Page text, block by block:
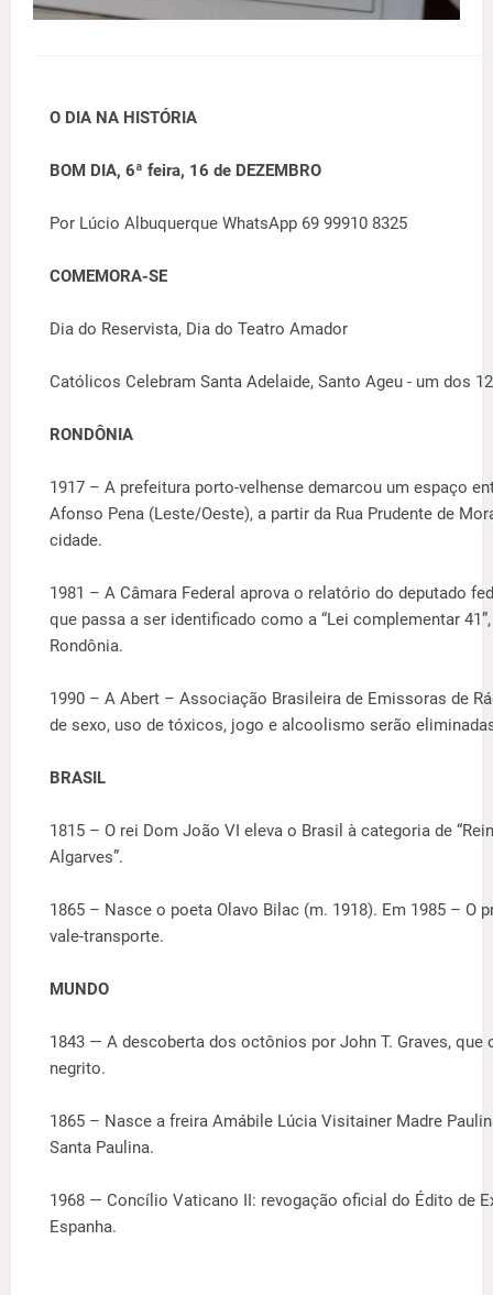
O DIA NA HISTÓRIA
BOM DIA, 6ª feira, 16 de DEZEMBRO
Por Lúcio Albuquerque WhatsApp 69 99910 8325
COMEMORA-SE
Dia do Reservista, Dia do Teatro Amador
Católicos Celebram Santa Adelaide, Santo Ageu - um dos
RONDÔNIA
1917 – A prefeitura porto-velhense demarcou um espaço
Afonso Pena (Leste/Oeste), a partir da Rua Prudente de
cidade.
1981 – A Câmara Federal aprova o relatório do deputado
que passa a ser identificado como a “Lei complementar
Rondônia.
1990 – A Abert – Associação Brasileira de Emissoras de
de sexo, uso de tóxicos, jogo e alcoolismo serão
BRASIL
1815 – O rei Dom João VI eleva o Brasil à categoria de
Algarves”.
1865 – Nasce o poeta Olavo Bilac (m. 1918). Em 1985 – O
vale-transporte.
MUNDO
1843 — A descoberta dos octônios por John T. Graves, que
negrito.
1865 – Nasce a freira Amábile Lúcia Visitainer Madre
Santa Paulina.
1968 — Concílio Vaticano II: revogação oficial do Édito de
Espanha.